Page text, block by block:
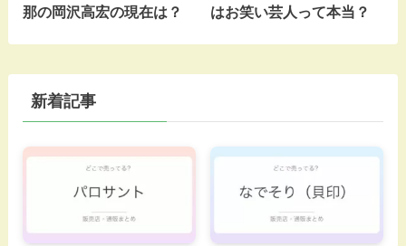
那の岡沢高宏の現在は？
はお笑い芸人って本当？
新着記事